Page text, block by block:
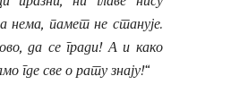
нема, памет не станује.
да се гради! А и како
где све о рату знају!“